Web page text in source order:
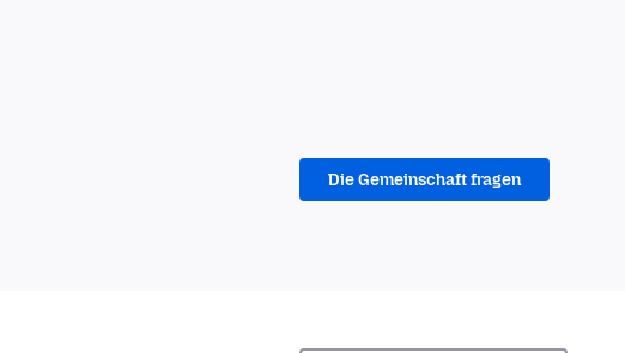
Die Gemeinschaft fragen